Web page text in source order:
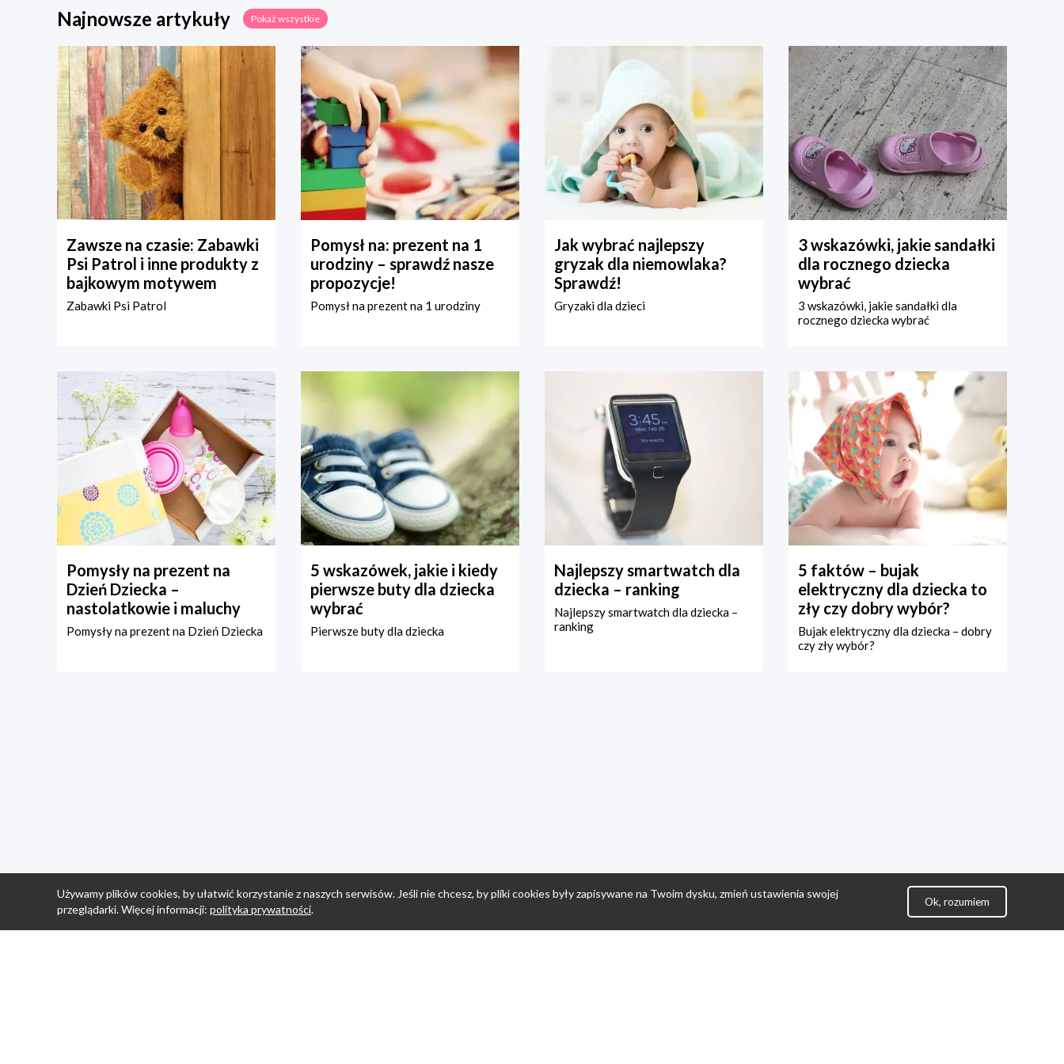
Najnowsze artykuły Pokaż wszystkie
Zawsze na czasie: Zabawki
Psi Patrol i inne produkty z
bajkowym motywem
Zabawki Psi Patrol
Pomysł na: prezent na 1
urodziny – sprawdź nasze
propozycje!
Pomysł na prezent na 1 urodziny
Jak wybrać najlepszy
gryzak dla niemowlaka?
Sprawdź!
Gryzaki dla dzieci
3 wskazówki, jakie sandałki
dla rocznego dziecka
wybrać
3 wskazówki, jakie sandałki dla
rocznego dziecka wybrać
Pomysły na prezent na
Dzień Dziecka –
nastolatkowie i maluchy
Pomysły na prezent na Dzień Dziecka
5 wskazówek, jakie i kiedy
pierwsze buty dla dziecka
wybrać
Pierwsze buty dla dziecka
Najlepszy smartwatch dla
dziecka – ranking
Najlepszy smartwatch dla dziecka –
ranking
5 faktów – bujak
elektryczny dla dziecka to
zły czy dobry wybór?
Bujak elektryczny dla dziecka – dobry
czy zły wybór?
Używamy plików cookies, by ułatwić korzystanie z naszych serwisów. Jeśli nie chcesz, by pliki cookies były zapisywane na Twoim dysku, zmień ustawienia swojej
przeglądarki. Więcej informacji: polityka prywatności.
Ok, rozumiem